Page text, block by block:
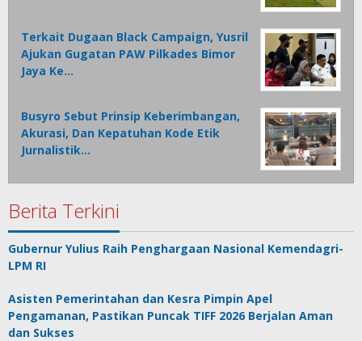
Terkait Dugaan Black Campaign, Yusril
Ajukan Gugatan PAW Pilkades Bimor
Jaya Ke…
Busyro Sebut Prinsip Keberimbangan,
Akurasi, Dan Kepatuhan Kode Etik
Jurnalistik…
Berita Terkini
Gubernur Yulius Raih Penghargaan Nasional Kemendagri-
LPM RI
Asisten Pemerintahan dan Kesra Pimpin Apel
Pengamanan, Pastikan Puncak TIFF 2026 Berjalan Aman
dan Sukses